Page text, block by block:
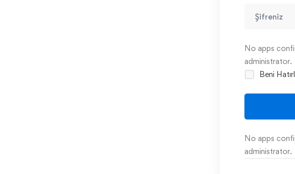
No apps
administrator.
Beni
No apps
administrator.